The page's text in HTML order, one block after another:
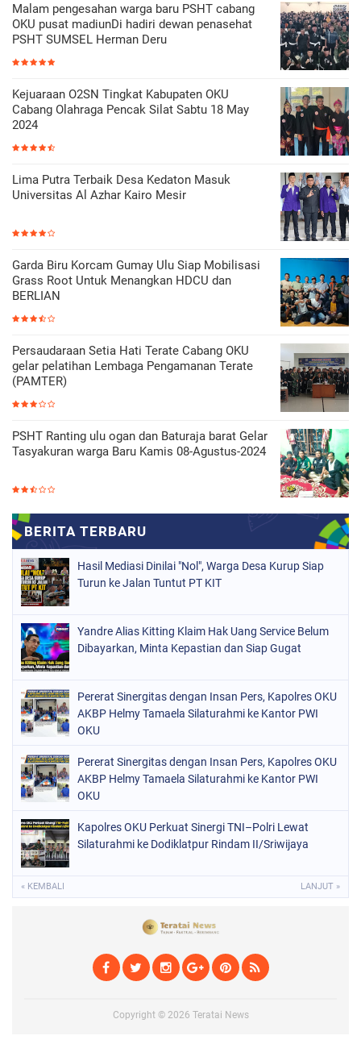
Malam pengesahan warga baru PSHT cabang
OKU pusat madiunDi hadiri dewan penasehat
PSHT SUMSEL Herman Deru
Kejuaraan O2SN Tingkat Kabupaten OKU
Cabang Olahraga Pencak Silat Sabtu 18 May
2024
Lima Putra Terbaik Desa Kedaton Masuk
Universitas Al Azhar Kairo Mesir
Garda Biru Korcam Gumay Ulu Siap Mobilisasi
Grass Root Untuk Menangkan HDCU dan
BERLIAN
Persaudaraan Setia Hati Terate Cabang OKU
gelar pelatihan Lembaga Pengamanan Terate
(PAMTER)
PSHT Ranting ulu ogan dan Baturaja barat Gelar
Tasyakuran warga Baru Kamis 08-Agustus-2024
Hasil Mediasi Dinilai "Nol", Warga Desa Kurup Siap
Turun ke Jalan Tuntut PT KIT
Yandre Alias Kitting Klaim Hak Uang Service Belum
Dibayarkan, Minta Kepastian dan Siap Gugat
Pererat Sinergitas dengan Insan Pers, Kapolres OKU
AKBP Helmy Tamaela Silaturahmi ke Kantor PWI
OKU
Pererat Sinergitas dengan Insan Pers, Kapolres OKU
AKBP Helmy Tamaela Silaturahmi ke Kantor PWI
OKU
Kapolres OKU Perkuat Sinergi TNI–Polri Lewat
Silaturahmi ke Dodiklatpur Rindam II/Sriwijaya
« KEMBALI LANJUT »
Copyright © 2026 Teratai News